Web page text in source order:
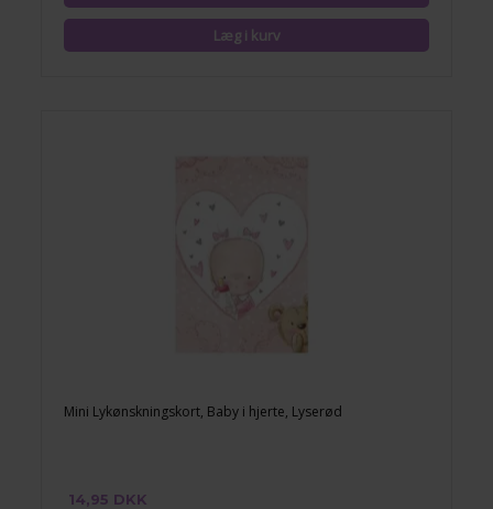
Mini Lykønskningskort, Baby i hjerte, Lyserød
14,95 DKK